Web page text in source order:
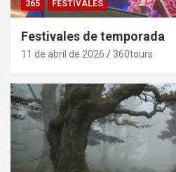
365 FESTIVALES
Festivales de temporada
11 de abril de 2026 360tours